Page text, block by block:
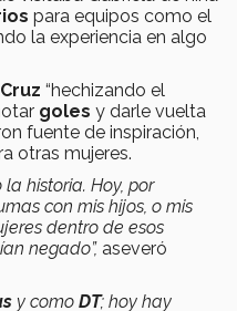
para equipos como el
la experiencia en algo
“hechizando el
goles y darle vuelta
fuente de inspiración,
otras mujeres.
historia. Hoy, por
con mis hijos, o mis
dentro de esos
negado”, aseveró
y como DT; hoy hay